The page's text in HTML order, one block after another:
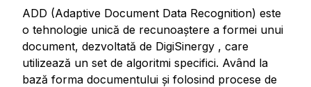
ADD (Adaptive Document Data Recognition) este
o tehnologie unică de recunoaştere a formei unui
document, dezvoltată de DigiSinergy , care
utilizează un set de algoritmi specifici. Având la
bază forma documentului şi folosind procese de